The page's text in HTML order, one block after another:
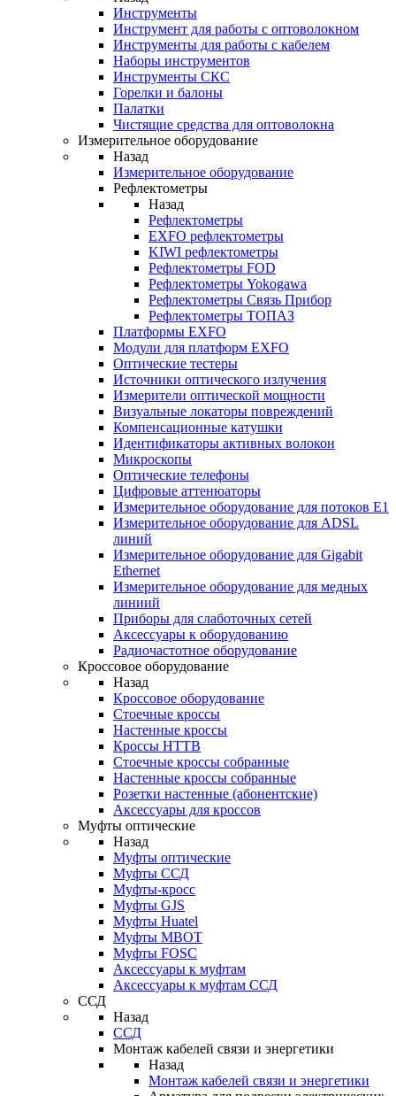
Инструменты
Инструмент для работы с оптоволокном
Инструменты для работы с кабелем
Наборы инструментов
Инструменты СКС
Горелки и балоны
Палатки
Чистящие средства для оптоволокна
Измерительное оборудование
Назад
Измерительное оборудование
Рефлектометры
Назад
Рефлектометры
EXFO рефлектометры
KIWI рефлектометры
Рефлектометры FOD
Рефлектометры Yokogawa
Рефлектометры Связь Прибор
Рефлектометры ТОПАЗ
Платформы EXFO
Модули для платформ EXFO
Оптические тестеры
Источники оптического излучения
Измерители оптической мощности
Визуальные локаторы повреждений
Компенсационные катушки
Идентификаторы активных волокон
Микроскопы
Оптические телефоны
Цифровые аттенюаторы
Измерительное оборудование для потоков Е1
Измерительное оборудование для ADSL
линий
Измерительное оборудование для Gigabit
Ethernet
Измерительное оборудование для медных
линиий
Приборы для слаботочных сетей
Аксессуары к оборудованию
Радиочастотное оборудование
Кроссовое оборудование
Назад
Кроссовое оборудование
Стоечные кроссы
Настенные кроссы
Кроссы HTTB
Стоечные кроссы собранные
Настенные кроссы собранные
Розетки настенные (абонентские)
Аксессуары для кроссов
Муфты оптические
Назад
Муфты оптические
Муфты ССД
Муфты-кросс
Муфты GJS
Муфты Huatel
Муфты МВОТ
Муфты FOSC
Аксессуары к муфтам
Аксессуары к муфтам ССД
ССД
Назад
ССД
Монтаж кабелей связи и энергетики
Назад
Монтаж кабелей связи и энергетики